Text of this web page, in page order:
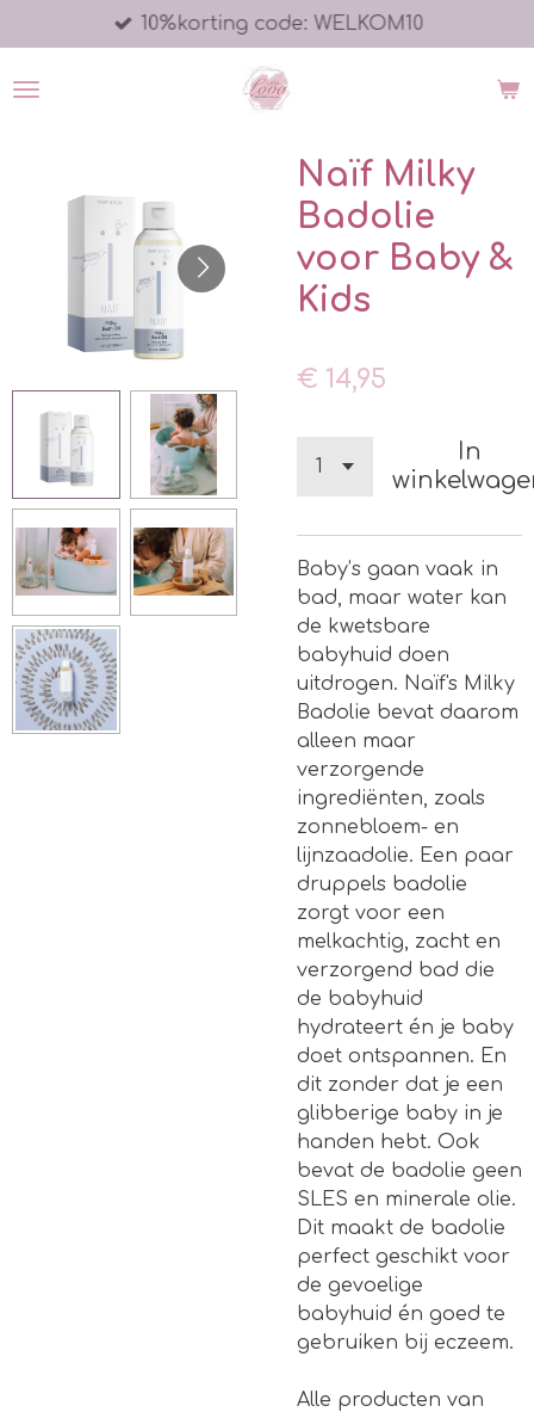
direct
naar
10%korting code: WELKOM10
Naïf Milky
Badolie
voor Baby &
Kids
€ 14,95
In
Baby’s gaan vaak in
bad, maar water kan
de kwetsbare
babyhuid doen
uitdrogen. Naïf's Milky
Badolie bevat daarom
alleen maar
verzorgende
ingrediënten, zoals
zonnebloem- en
lijnzaadolie. Een paar
druppels badolie
zorgt voor een
melkachtig, zacht en
verzorgend bad die
de babyhuid
hydrateert én je baby
doet ontspannen. En
dit zonder dat je een
glibberige baby in je
handen hebt. Ook
bevat de badolie geen
SLES en minerale olie.
Dit maakt de badolie
perfect geschikt voor
de gevoelige
babyhuid én goed te
gebruiken bij eczeem.
Alle producten van